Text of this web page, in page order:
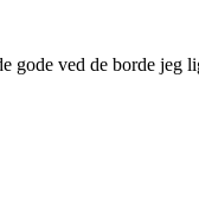
ved de borde jeg